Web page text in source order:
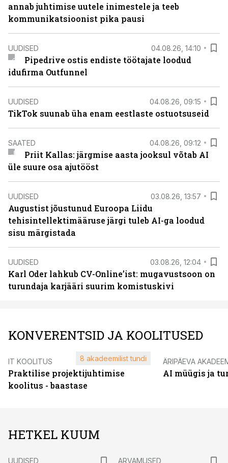
annab juhtimise uutele inimestele ja teeb
kommunikatsioonist pika pausi
UUDISED 04.08.26, 14:10
Pipedrive ostis endiste töötajate loodud
idufirma Outfunnel
UUDISED 04.08.26, 09:15
TikTok suunab üha enam eestlaste ostuotsuseid
SAATED 04.08.26, 09:12
Priit Kallas: järgmise aasta jooksul võtab AI
üle suure osa ajutööst
UUDISED 03.08.26, 13:57
Augustist jõustunud Euroopa Liidu
tehisintellektimääruse järgi tuleb AI-ga loodud
sisu märgistada
UUDISED 03.08.26, 12:04
Karl Oder lahkub CV-Online’ist: mugavustsoon on
turundaja karjääri suurim komistuskivi
KONVERENTSID JA KOOLITUSED
IT KOOLITUS
Praktilise projektijuhtimise
koolitus - baastase
8 akadeemilist tundi ÄRIPÄEVA
AI müügis ja
HETKEL KUUM
UUDISED ARVAMUSED